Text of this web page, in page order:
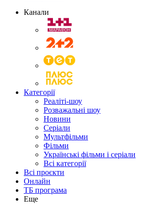
Канали
Категорії
Реаліті-шоу
Розважальні шоу
Новини
Серіали
Мультфільми
Фільми
Українські фільми і серіали
Всі категорії
Всі проєкти
Онлайн
ТБ програма
Еще